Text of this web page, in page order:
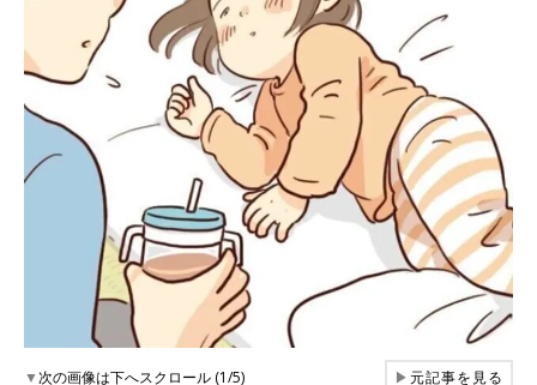
▼次の画像は下へスクロール (1/5) ▶元記事を見る